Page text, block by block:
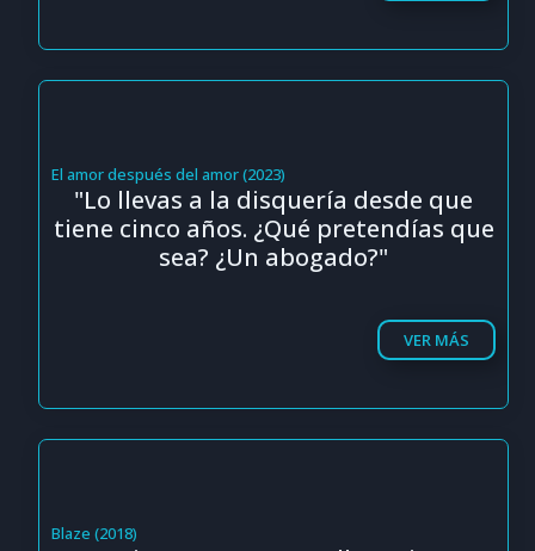
El amor después del amor (2023)
"Lo llevas a la disquería desde que
tiene cinco años. ¿Qué pretendías que
sea? ¿Un abogado?"
VER MÁS
Blaze (2018)